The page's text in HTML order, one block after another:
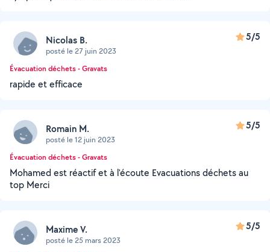
Nicolas B.
posté le 27 juin 2023
5/5
Évacuation déchets - Gravats
rapide et efficace
Romain M.
posté le 12 juin 2023
5/5
Évacuation déchets - Gravats
Mohamed est réactif et à l'écoute Evacuations déchets au
top Merci
Maxime V.
posté le 25 mars 2023
5/5